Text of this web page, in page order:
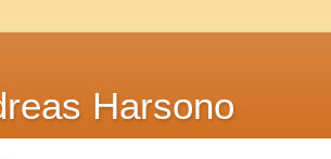
Harsono